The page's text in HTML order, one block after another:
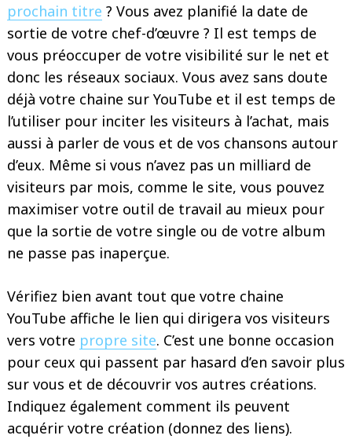
prochain titre ? Vous avez planifié la date de
sortie de votre chef-d’œuvre ? Il est temps de
vous préoccuper de votre visibilité sur le net et
donc les réseaux sociaux. Vous avez sans doute
déjà votre chaine sur YouTube et il est temps de
l’utiliser pour inciter les visiteurs à l’achat, mais
aussi à parler de vous et de vos chansons autour
d’eux. Même si vous n’avez pas un milliard de
visiteurs par mois, comme le site, vous pouvez
maximiser votre outil de travail au mieux pour
que la sortie de votre single ou de votre album
ne passe pas inaperçue.
Vérifiez bien avant tout que votre chaine
YouTube affiche le lien qui dirigera vos visiteurs
vers votre propre site. C’est une bonne occasion
pour ceux qui passent par hasard d’en savoir plus
sur vous et de découvrir vos autres créations.
Indiquez également comment ils peuvent
acquérir votre création (donnez des liens).